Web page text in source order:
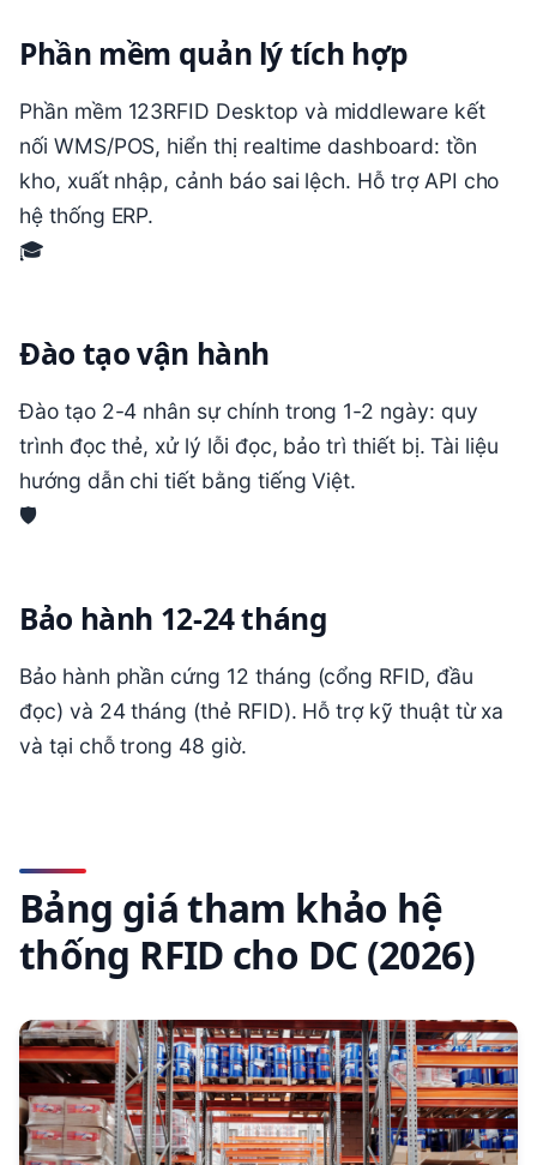
Phần mềm quản lý tích hợp
Phần mềm 123RFID Desktop và middleware kết
nối WMS/POS, hiển thị realtime dashboard: tồn
kho, xuất nhập, cảnh báo sai lệch. Hỗ trợ API cho
hệ thống ERP.
🎓
Đào tạo vận hành
Đào tạo 2-4 nhân sự chính trong 1-2 ngày: quy
trình đọc thẻ, xử lý lỗi đọc, bảo trì thiết bị. Tài liệu
hướng dẫn chi tiết bằng tiếng Việt.
🛡️
Bảo hành 12-24 tháng
Bảo hành phần cứng 12 tháng (cổng RFID, đầu
đọc) và 24 tháng (thẻ RFID). Hỗ trợ kỹ thuật từ xa
và tại chỗ trong 48 giờ.
Bảng giá tham khảo hệ
thống RFID cho DC (2026)